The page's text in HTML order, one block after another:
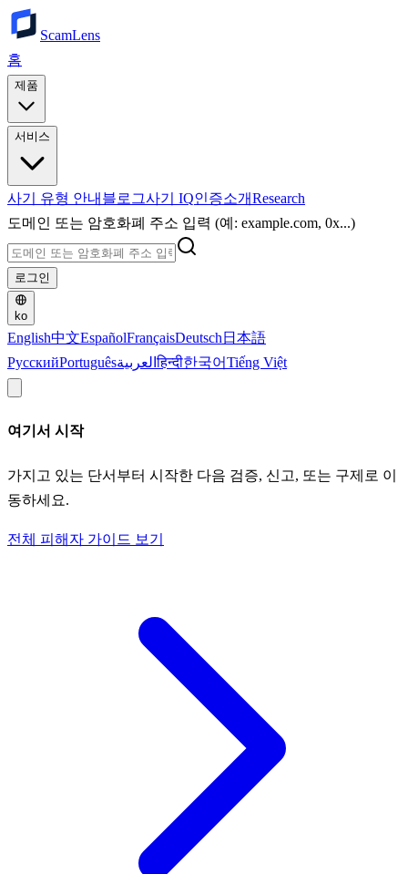
ScamLens
홈
제품
서비스
사기 유형 안내 블로그사기 IQ인증소개Research
도메인 또는 암호화폐 주소 입력 (예: example.com, 0x...)
로그인
ko
English中文EspañolFrançaisDeutsch 日本語
РусскийPortuguêsالعربيةहिन्दी한국어Tiếng Việt
여기서 시작
가지고 있는 단서부터 시작한 다음 검증, 신고, 또는 구제로 이
동하세요.
전체 피해자 가이드 보기